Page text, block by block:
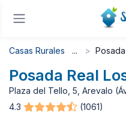
Casas Rurales
Posada Real
Plaza del Tello, 5, Arevalo
4.3
(1061)